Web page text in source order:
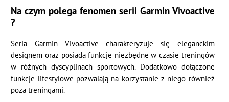
Na czym polega fenomen serii Garmin Vivoactive
?
Seria Garmin Vivoactive charakteryzuje się eleganckim
designem oraz posiada funkcje niezbędne w czasie treningów
w różnych dyscyplinach sportowych. Dodatkowo dołączone
funkcje lifestylowe pozwalają na korzystanie z niego również
poza treningami.